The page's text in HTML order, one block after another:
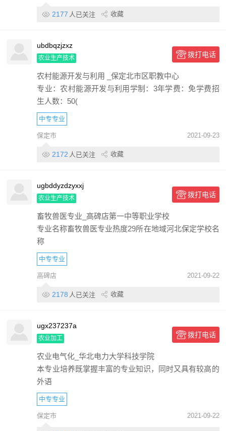
2177 人已关注 收藏
ubdbqzjzxz
农业生产技术 拨打电话
农村能源开发与利用 _保定北市区职教中心
专业：农村能源开发与利用学制：3年学费：免学费招
生人数：50(
中专专业
保定市 2021-09-23
2172 人已关注 收藏
ugbddyzdzyxxj
农业生产技术 拨打电话
畜牧兽医专业_高碑店第一中等职业学校
专业名称畜牧兽医专业热度29所在地域河北保定学校名
称
中专专业
高碑店 2021-09-22
2178 人已关注 收藏
ugx237237a
农业加工 拨打电话
农业电气化_华北电力大学科技学院
本专业培养既掌握丰富的专业知识，同时又具有较高的
外语
中专专业
保定市 2021-09-22